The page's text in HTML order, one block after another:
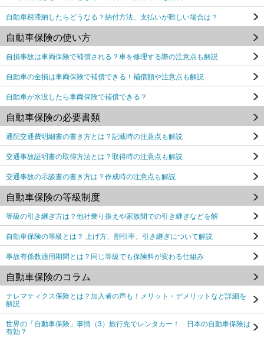
自動車税滞納したらどうなる？納付方法、支払いが難しい場合は？
自動車保険の使い方
自損事故は車両保険で補償される？車を修理する際の注意点も解説
自動車の全損は車両保険で補償できる！補償額や注意点も解説
自動車が水没したら車両保険で補償できる？
自動車保険の必要書類
通院交通費明細書の書き方とは？記載時の注意点も解説
交通事故証明書の取得方法とは？取得時の注意点も解説
交通事故の示談書の書き方は？作成時の注意点も解説
自動車保険の等級制度
等級の引き継ぎ方は？他社乗り換えや家族間での引き継ぎなどを解
自動車保険の等級とは？ 上げ方、割引率、引き継ぎについて解説
事故有係数適用期間とは？同じ等級でも保険料が変わる仕組み
自動車保険のコラム
テレマティクス保険とは？加入者の声も！メリット・デメリットなど詳細を
解説
世界の「自動車保険」事情（3）旅行先でレンタカー！ 日本の自動車保険は
有効？